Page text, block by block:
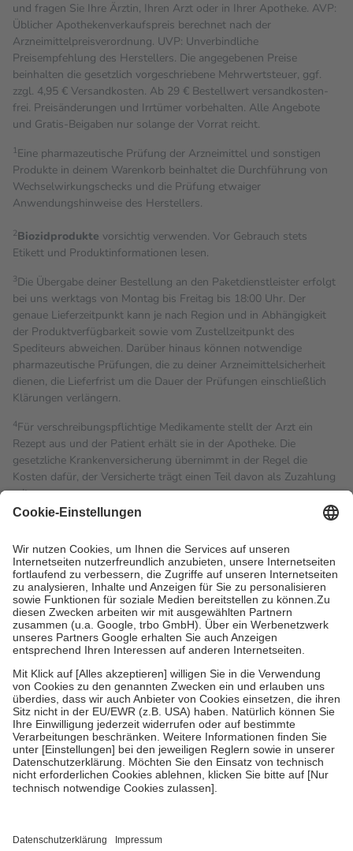
und fragen Sie Ihre Ärztin, Ihren Arzt oder in Ihrer Apotheke. AVP:
Üblicher Apothekenverkaufspreis berechnet nach der
Arzneimittelpreisverordnung. UVP: Unverbindliche
Preisempfehlung des Herstellers. Die angegebenen Preise
beinhalten die gesetzlich vorgeschriebene Mehrwertsteuer, ggf.
zzgl. 4,95 € Versandkosten. Ab 29 € Bestell­wert versand­kosten­
frei. Preisänderungen und Irrtümer vorbehalten. Alle Angebote
und Gratis-Beigaben nur solange der Vorrat reicht.
1Eine pharmazeutische Prüfung der Arzneimittel und sonstigen
Produkte in deinem Warenkorb beinhaltet die Durchführung von
Wechselwirkungschecks und die Prüfung etwaiger
Anwendungshinweise des Herstellers.
2Biozidprodukte vorsichtig verwenden. Vor Gebrauch stets
Etikett und Produktinformationen lesen.
3Die Übergabe deiner Bestellung an den Paketdienstleister erfolgt
bei uns werktags von Montag bis Freitag bis 18:00 Uhr. Der
genaue Lieferzeitpunkt kann je nach Region und in Abhängigkeit
der Produktverfügbarkeit sowie vom Zustellzeitpunkt des
Spediteurs abweichen. Darüber hinaus können notwendige
pharmazeutische Prüfungen, die zu deiner Arzneimittelsicherheit
dienen, die Lieferfrist um die Dauer der Prüfungen einschließlich
Klärungen verlängern.
4Für verschreibungspflichtige Medikamente stellt der Arzt ein
Rezept aus und der Patient erhält sie in der Apotheke. Die
gesetzliche Krankenversicherung übernimmt in der Regel die
Kosten dafür, der Versicherte trägt einen Teil davon als Zuzahlung
mit.
Grundsätzlich leisten Mitglieder Zuzahlungen in Höhe von zehn
höchstens zehn Euro.
Es sind jedoch nie mehr als die
tatsächlichen Kosten der Leistung zu entrichten.
Diese Regeln gelten grundsätzlich auch für Online-Apotheken.
Bei Heilmitteln und häuslicher Krankenpflege beträgt die
Zuzahlung zehn Prozent der Kosten sowie zehn Euro je
Verordnung.
Um das Engagement der Versicherten für ihre eigene Gesundheit
zu stärken und die besondere Stellung der Familie zu unterstützen,
fallenkeine Zuzahlungenan bei:
• Kindern und Jugendlichen bis zum vollendeten 18. Lebensjahr
mit Ausnahme der Fahrkosten
• Untersuchungen zur Vorsorge und Früherkennung, die von der
GKV getragen werden
• empfohlenen Schutzimpfungen
• Harn- und Blutteststreifen
getroffen, um sicherzustellen, dass es sich um echte Bewertungen